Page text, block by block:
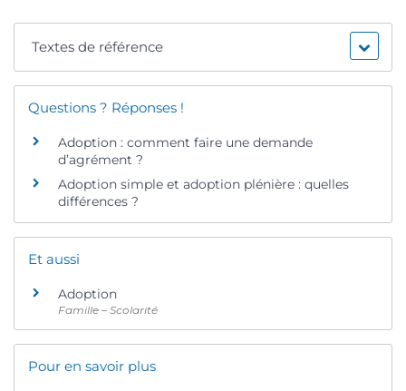
Textes de référence
Questions ? Réponses !
Adoption : comment faire une demande
d’agrément ?
Adoption simple et adoption plénière : quelles
différences ?
Et aussi
Adoption
Famille – Scolarité
Pour en savoir plus